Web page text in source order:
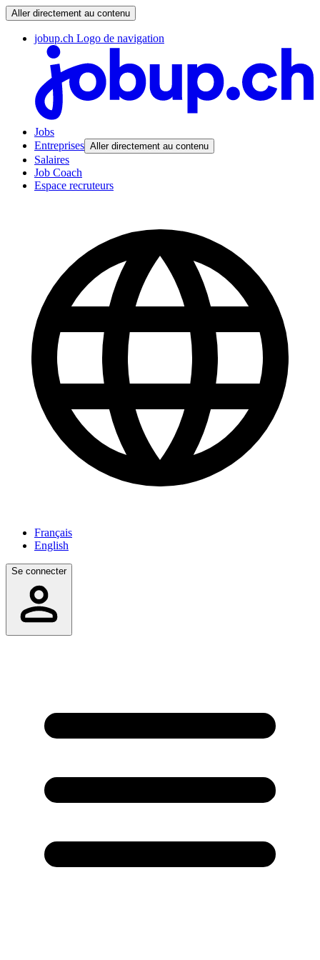
Aller directement au contenu
jobup.ch Logo de navigation
Jobs
Entreprises Aller directement au contenu
Salaires
Job Coach
Espace recruteurs
Français
English
Se connecter